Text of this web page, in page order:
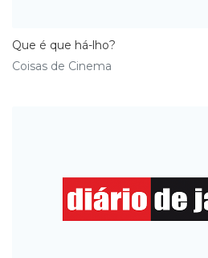
Que é que há-lho?
Coisas de Cinema